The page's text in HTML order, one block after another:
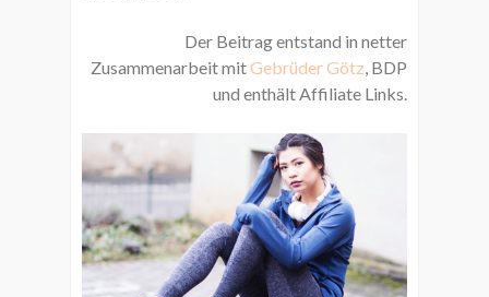
Der Beitrag entstand in netter
Zusammenarbeit mitGebrüder Götz, BDP
und enthält Affiliate Links.